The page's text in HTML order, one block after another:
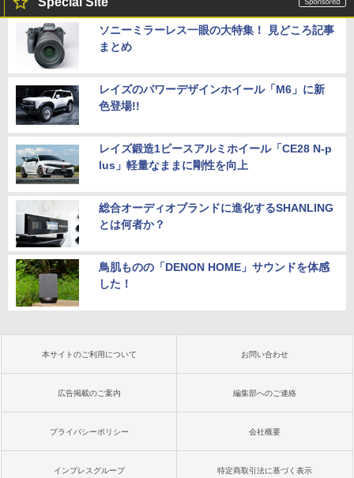
ソニーミラーレス一眼の大特集！ 見どころ記事
まとめ
レイズのパワーデザインホイール「M6」に新
色登場!!
レイズ鍛造1ピースアルミホイール「CE28 N-p
lus」軽量なままに剛性を向上
総合オーディオブランドに進化するSHANLING
とは何者か？
鳥肌ものの「DENON HOME」サウンドを体感
した！
本サイトのご利用について お問い合わせ
広告掲載のご案内 編集部へのご連絡
プライバシーポリシー 会社概要
インプレスグループ 特定商取引法に基づく表示